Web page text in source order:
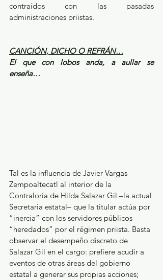
contraídos con las pasadas
administraciones priistas.
CANCIÓN, DICHO O REFRÁN…
El que con lobos anda, a aullar se
enseña…
Tal es la influencia de Javier Vargas
Zempoaltecatl al interior de la
Contraloría de Hilda Salazar Gil –la actual
Secretaria estatal– que la titular actúa por
“inercia” con los servidores públicos
“heredados” por el régimen priista. Basta
observar el desempeño discreto de
Salazar Gil en el cargo: prefiere acudir a
eventos de otras áreas del gobierno
estatal a generar sus propias acciones;